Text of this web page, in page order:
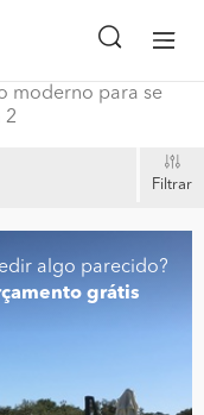
moderno para se
2
Filtrar
algo parecido?
grátis